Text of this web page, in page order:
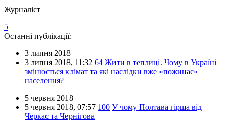
Журналіст
5
Останні публікації:
3 липня 2018
3 липня 2018, 11:32 64 Жити в теплиці. Чому в Україні
змінюється клімат та які наслідки вже «пожинає»
населення?
5 червня 2018
5 червня 2018, 07:57 100 У чому Полтава гірша від
Черкас та Чернігова